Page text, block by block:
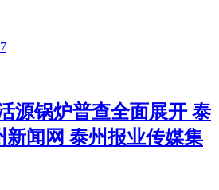
源锅炉普查全面展开 泰
新闻网 泰州报业传媒集